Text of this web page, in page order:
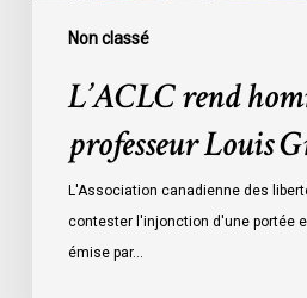
Non classé
L’ACLC rend
professeur Louis
L'Association canadienne des
contester l'injonction d'une portée
émise par…